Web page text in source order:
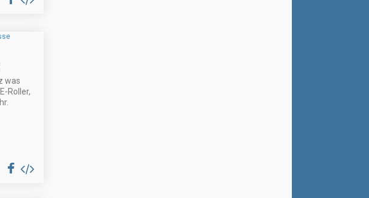
was
Roller,